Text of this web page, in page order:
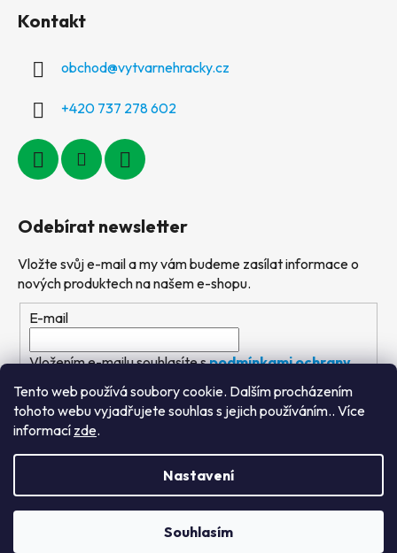
Tento web používá soubory cookie. Dalším procházením
tohoto webu vyjadřujete souhlas s jejich používáním.. Více
informací zde.
Nastavení
Souhlasím
Kontakt
obchod@vytvarnehracky.cz
+420 737 278 602
Odebírat newsletter
Vložte svůj e-mail a my vám budeme zasílat informace o
nových produktech na našem e-shopu.
E-mail
Vložením e-mailu souhlasíte spodmínkami ochrany
osobních údajů
PŘIHLÁSIT SE
Výtvarné hračky